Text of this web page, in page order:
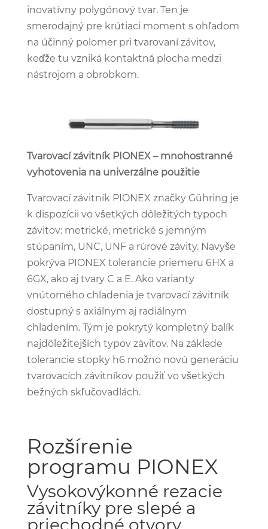
inovatívny polygónový tvar. Ten je
smerodajný pre krútiaci moment s ohľadom
na účinný polomer pri tvarovaní závitov,
keďže tu vzniká kontaktná plocha medzi
nástrojom a obrobkom.
Tvarovací závitník PIONEX – mnohostranné
vyhotovenia na univerzálne použitie
Tvarovací závitník PIONEX značky Gühring je
k dispozícii vo všetkých dôležitých typoch
závitov: metrické, metrické s jemným
stúpaním, UNC, UNF a rúrové závity. Navyše
pokrýva PIONEX tolerancie priemeru 6HX a
6GX, ako aj tvary C a E. Ako varianty
vnútorného chladenia je tvarovací závitník
dostupný s axiálnym aj radiálnym
chladením. Tým je pokrytý kompletný balík
najdôležitejších typov závitov. Na základe
tolerancie stopky h6 možno novú generáciu
tvarovacích závitníkov použiť vo všetkých
bežných skľučovadlách.
Rozšírenie
programu PIONEX
Vysokovýkonné rezacie
závitníky pre slepé a
priechodné otvory